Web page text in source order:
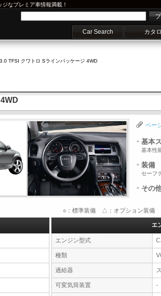
ジなプレミア車情報満載！
Car Search カタ
3.0 TFSI クワトロ Sラインパッケージ 4WD
ペー
基本
基本性
装備
セーフ
その
○：標準装備 △：オプション装備 -
エ
エンジン型式
種類
過給器
可変気筒装置 -